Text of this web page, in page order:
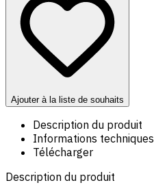
Ajouter à la liste de souhaits
Description du produit
Informations techniques
Télécharger
Description du produit